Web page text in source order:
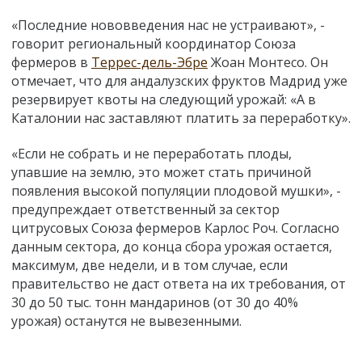
«Последние нововведения нас не устраивают», -
говорит региональный координатор Союза
фермеров в Террес-дель-Эбре Жоан Монтесо. Он
отмечает, что для андалузских фруктов Мадрид уже
резервирует квоты на следующий урожай: «А в
Каталонии нас заставляют платить за переработку».
«Если не собрать и не переработать плоды,
упавшие на землю, это может стать причиной
появления высокой популяции плодовой мушки», -
предупреждает ответственный за сектор
цитрусовых Союза фермеров Карлос Роч. Согласно
данным сектора, до конца сбора урожая остается,
максимум, две недели, и в том случае, если
правительство не даст ответа на их требования, от
30 до 50 тыс. тонн мандаринов (от 30 до 40%
урожая) останутся не вывезенными.